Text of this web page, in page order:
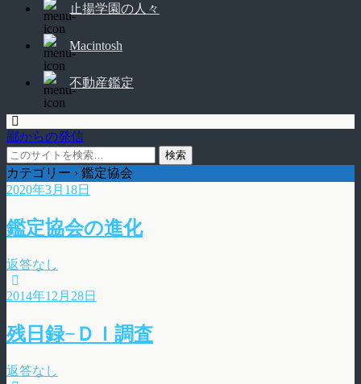
止揚学園の人々
Macintosh
不動産鑑定
鄙からの発信
カテゴリー › 鑑定協会
2020年3月18日
鑑定協会の進化
返答なし
2014年12月28日
残日録−ＤＩ調査
返答なし